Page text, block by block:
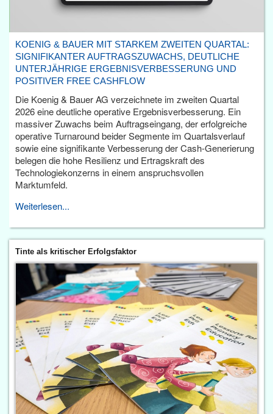
KOENIG & BAUER MIT STARKEM ZWEITEN QUARTAL:
SIGNIFIKANTER AUFTRAGSZUWACHS, DEUTLICHE
UNTERJÄHRIGE ERGEBNISVERBESSERUNG UND
POSITIVER FREE CASHFLOW
Die Koenig & Bauer AG verzeichnete im zweiten Quartal
2026 eine deutliche operative Ergebnisverbesserung. Ein
massiver Zuwachs beim Auftragseingang, der erfolgreiche
operative Turnaround beider Segmente im Quartalsverlauf
sowie eine signifikante Verbesserung der Cash-Generierung
belegen die hohe Resilienz und Ertragskraft des
Technologiekonzerns in einem anspruchsvollen
Marktumfeld.
Weiterlesen...
Tinte als kritischer Erfolgsfaktor